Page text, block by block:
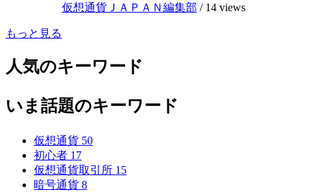
仮想通貨ＪＡＰＡＮ編集部 / 14 views
もっと見る
人気のキーワード
いま話題のキーワード
仮想通貨 50
初心者 17
仮想通貨取引所 15
暗号通貨 8